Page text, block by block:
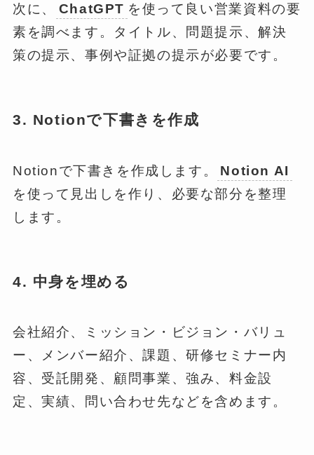
次に、 ChatGPT を使って良い営業資料の要
素を調べます。タイトル、問題提示、解決
策の提示、事例や証拠の提示が必要です。
3. Notionで下書きを作成
Notionで下書きを作成します。
Notion AI
を使って見出しを作り、必要な部分を整理
します。
4. 中身を埋める
会社紹介、ミッション・ビジョン・バリュ
ー、メンバー紹介、課題、研修セミナー内
容、受託開発、顧問事業、強み、料金設
定、実績、問い合わせ先などを含めます。